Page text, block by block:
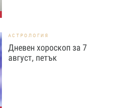
АСТРОЛОГИЯ
Дневен хороскоп за 7
август, петък